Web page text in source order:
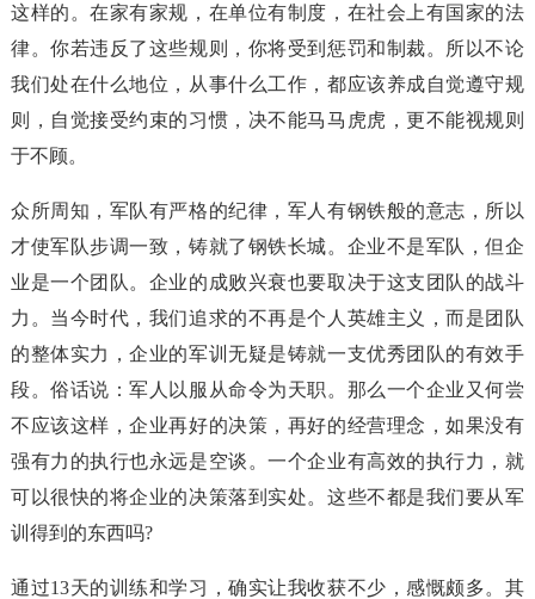
这样的。在家有家规，在单位有制度，在社会上有国家的法
律。你若违反了这些规则，你将受到惩罚和制裁。所以不论
我们处在什么地位，从事什么工作，都应该养成自觉遵守规
则，自觉接受约束的习惯，决不能马马虎虎，更不能视规则
于不顾。
众所周知，军队有严格的纪律，军人有钢铁般的意志，所以
才使军队步调一致，铸就了钢铁长城。企业不是军队，但企
业是一个团队。企业的成败兴衰也要取决于这支团队的战斗
力。当今时代，我们追求的不再是个人英雄主义，而是团队
的整体实力，企业的军训无疑是铸就一支优秀团队的有效手
段。俗话说：军人以服从命令为天职。那么一个企业又何尝
不应该这样，企业再好的决策，再好的经营理念，如果没有
强有力的执行也永远是空谈。一个企业有高效的执行力，就
可以很快的将企业的决策落到实处。这些不都是我们要从军
训得到的东西吗?
通过13天的训练和学习，确实让我收获不少，感慨颇多。其